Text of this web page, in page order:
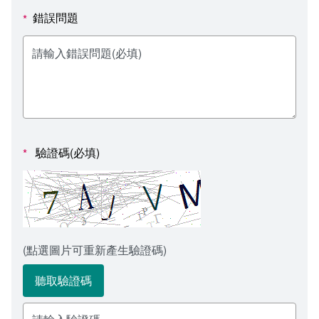
教學媒體處
電算中心
會計室
人事室
意見信箱
各單位意見信箱
諮詢信箱進度查詢
影音資訊
* 錯誤問題
* 驗證碼(必填)
(點選圖片可重新產生驗證碼)
聽取驗證碼